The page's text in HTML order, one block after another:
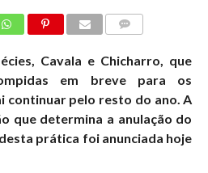
Cavala e Chicharro, que
em breve para os
continuar pelo resto do ano. A
que determina a anulação do
prática foi anunciada hoje